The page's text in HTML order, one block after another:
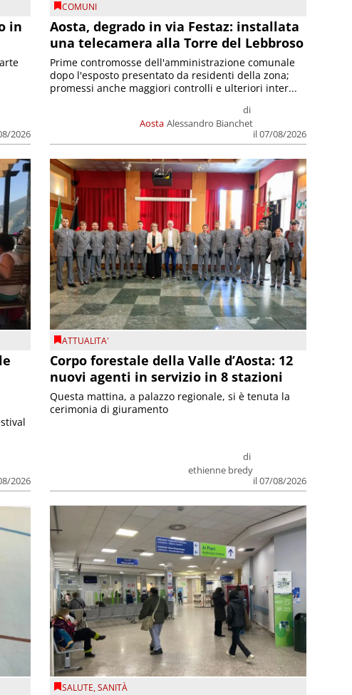
in
2026
COMUNI
Aosta, degrado in via Festaz: installata
una telecamera alla Torre del Lebbroso
Aosta
di
Alessandro Bianchet
il 07/08/2026
Prime contromosse dell'amministrazione comunale
dopo l'esposto presentato da residenti della zona;
promessi anche maggiori controlli e ulteriori inter...
2026
ATTUALITA'
Corpo forestale della Valle d’Aosta: 12
nuovi agenti in servizio in 8 stazioni
di
ethienne bredy
il 07/08/2026
Questa mattina, a palazzo regionale, si è tenuta la
cerimonia di giuramento
SALUTE,SANITÀ